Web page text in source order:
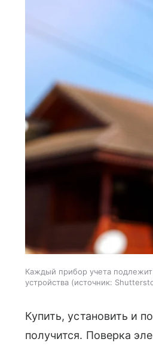
Каждый прибор учета
устройства
источник:
Купить, установить и
получится. Поверка